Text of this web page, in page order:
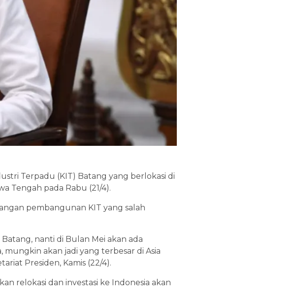
Terpadu (KIT) Batang yang berlokasi di
Tengah pada Rabu (21/4).
pembangunan KIT yang salah
nanti di Bulan Mei akan ada
akan jadi yang terbesar di Asia
Presiden, Kamis (22/4).
relokasi dan investasi ke Indonesia akan